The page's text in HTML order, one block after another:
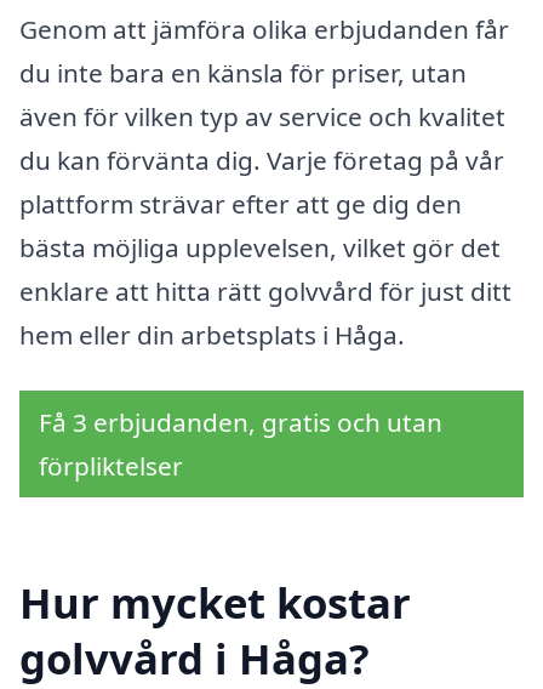
Genom att jämföra olika erbjudanden får
du inte bara en känsla för priser, utan
även för vilken typ av service och kvalitet
du kan förvänta dig. Varje företag på vår
plattform strävar efter att ge dig den
bästa möjliga upplevelsen, vilket gör det
enklare att hitta rätt golvvård för just ditt
hem eller din arbetsplats i Håga.
Få 3 erbjudanden, gratis och utan
förpliktelser
Hur mycket kostar
golvvård i Håga?